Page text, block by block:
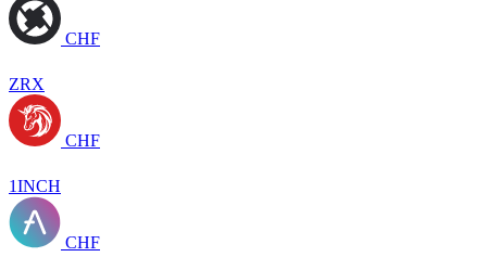
CHF
ZRX
CHF
1INCH
CHF